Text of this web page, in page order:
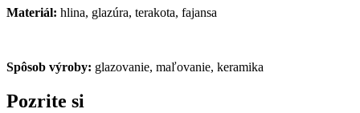
Materiál: hlina, glazúra, terakota, fajansa
Spôsob výroby: glazovanie, maľovanie, keramika
Pozrite si